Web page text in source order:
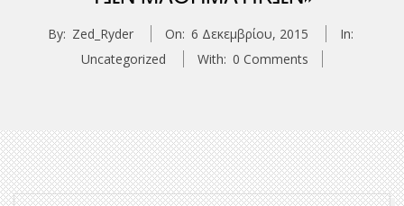
By: Zed_Ryder On: 6 Δεκεμβρίου, 2015
In:
Uncategorized
With: 0 Comments